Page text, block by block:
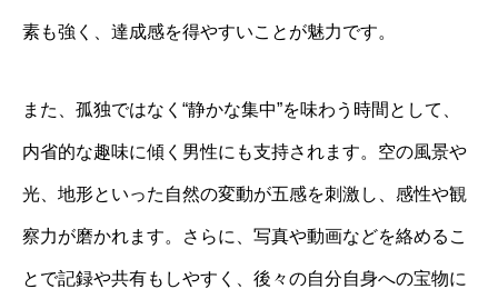
素も強く、達成感を得やすいことが魅力です。
また、孤独ではなく“静かな集中”を味わう時間として、
内省的な趣味に傾く男性にも支持されます。空の風景や
光、地形といった自然の変動が五感を刺激し、感性や観
察力が磨かれます。さらに、写真や動画などを絡めるこ
とで記録や共有もしやすく、後々の自分自身への宝物に